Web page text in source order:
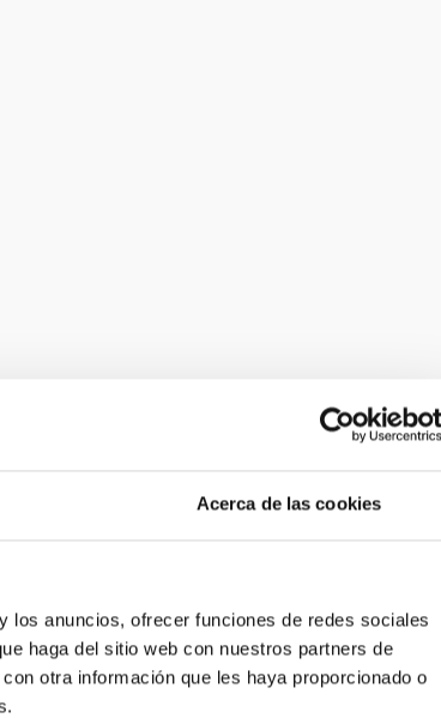
Acerca de las cookies
los anuncios, ofrecer funciones de redes sociales
haga del sitio web con nuestros partners de
otra información que les haya proporcionado o